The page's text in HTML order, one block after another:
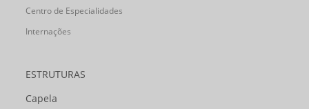
Centro de Especialidades
Internações
ESTRUTURAS
Capela